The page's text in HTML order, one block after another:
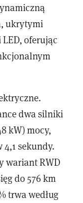
ukrytymi
oferując
dwa silniki
kW) mocy,
sekundy.
wariant RWD
do 576 km
trwa według